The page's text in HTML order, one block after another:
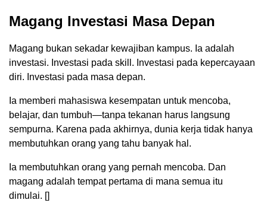
Magang Investasi Masa Depan
Magang bukan sekadar kewajiban kampus. Ia adalah
investasi. Investasi pada skill. Investasi pada kepercayaan
diri. Investasi pada masa depan.
Ia memberi mahasiswa kesempatan untuk mencoba,
belajar, dan tumbuh—tanpa tekanan harus langsung
sempurna. Karena pada akhirnya, dunia kerja tidak hanya
membutuhkan orang yang tahu banyak hal.
Ia membutuhkan orang yang pernah mencoba. Dan
magang adalah tempat pertama di mana semua itu
dimulai. []